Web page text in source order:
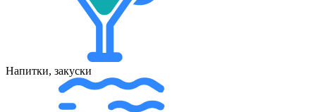
Напитки, закуски